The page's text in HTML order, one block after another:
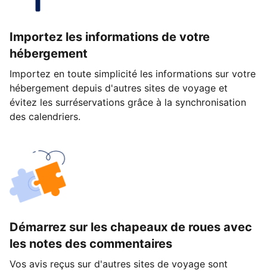
Importez les informations de votre
hébergement
Importez en toute simplicité les informations sur votre
hébergement depuis d'autres sites de voyage et
évitez les surréservations grâce à la synchronisation
des calendriers.
Démarrez sur les chapeaux de roues avec
les notes des commentaires
Vos avis reçus sur d'autres sites de voyage sont